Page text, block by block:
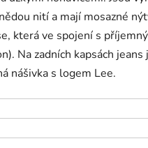
nití a mají mosazné
která ve spojení s
Na zadních kapsách
nášivka s logem Lee.